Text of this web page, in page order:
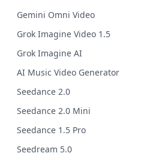
Gemini Omni Video
Grok Imagine Video 1.5
Grok Imagine AI
AI Music Video Generator
Seedance 2.0
Seedance 2.0 Mini
Seedance 1.5 Pro
Seedream 5.0